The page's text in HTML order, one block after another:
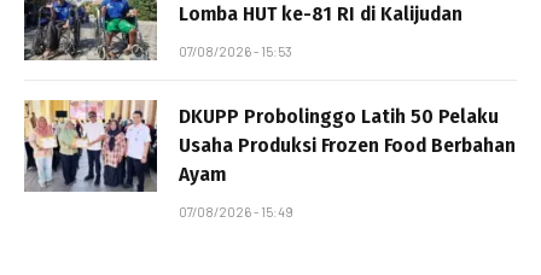
Lomba HUT ke-81 RI di Kalijudan
07/08/2026 - 15:53
DKUPP Probolinggo Latih 50 Pelaku
Usaha Produksi Frozen Food Berbahan
Ayam
07/08/2026 - 15:49